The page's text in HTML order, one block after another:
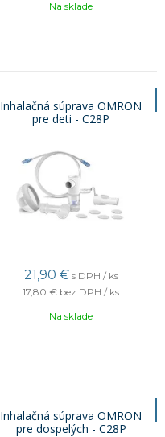
Na sklade
Inhalačná súprava OMRON
pre deti - C28P
21,90 € s DPH / ks
17,80 € bez DPH / ks
Na sklade
Inhalačná súprava OMRON
pre dospelých - C28P